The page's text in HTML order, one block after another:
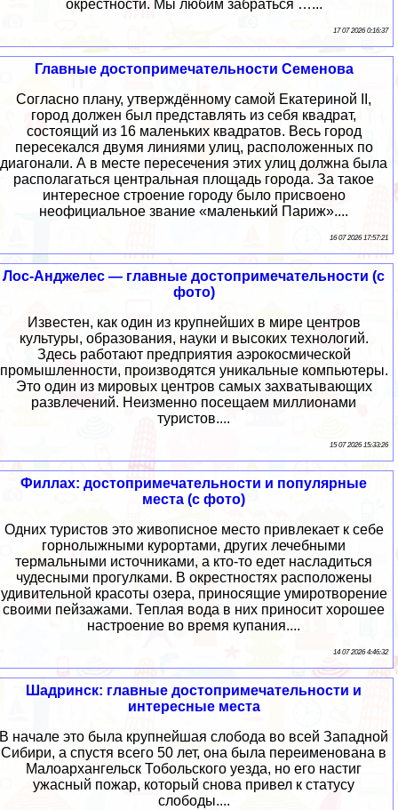
окрестности. Мы любим забраться …...
17 07 2026 0:16:37
Главные достопримечательности Семенова
Согласно плану, утверждённому самой Екатериной II,
город должен был представлять из себя квадрат,
состоящий из 16 маленьких квадратов. Весь город
пересекался двумя линиями улиц, расположенных по
диагонали. А в месте пересечения этих улиц должна была
располагаться центральная площадь города. За такое
интересное строение городу было присвоено
неофициальное звание «маленький Париж»....
16 07 2026 17:57:21
Лос-Анджелес — главные достопримечательности (с
фото)
Известен, как один из крупнейших в мире центров
культуры, образования, науки и высоких технологий.
Здесь работают предприятия аэрокосмической
промышленности, производятся уникальные компьютеры.
Это один из мировых центров самых захватывающих
развлечений. Неизменно посещаем миллионами
туристов....
15 07 2026 15:33:26
Филлах: достопримечательности и популярные
места (с фото)
Одних туристов это живописное место привлекает к себе
горнолыжными курортами, других лечебными
термальными источниками, а кто-то едет насладиться
чудесными прогулками. В окрестностях расположены
удивительной красоты озера, приносящие умиротворение
своими пейзажами. Теплая вода в них приносит хорошее
настроение во время купания....
14 07 2026 4:46:32
Шадринск: главные достопримечательности и
интересные места
В начале это была крупнейшая слобода во всей Западной
Сибири, а спустя всего 50 лет, она была переименована в
Малоархангельск Тобольского уезда, но его настиг
ужасный пожар, который снова привел к статусу
слободы....